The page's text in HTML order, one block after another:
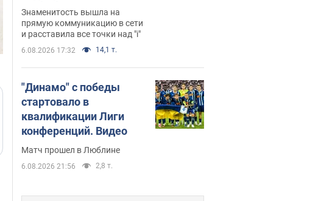
несправедливо
захейтили
Знаменитость вышла на
прямую коммуникацию в сети
и расставила все точки над "i"
6.08.2026 17:32 14,1 т.
"Динамо" с победы
стартовало в
квалификации Лиги
конференций. Видео
Матч прошел в Люблине
6.08.2026 21:56 2,8 т.